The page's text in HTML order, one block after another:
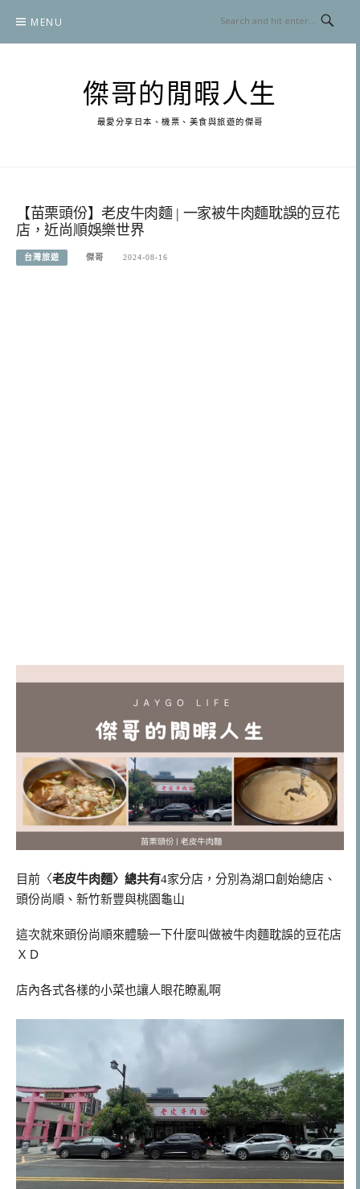
content
MENU
傑哥的閒暇人生
最愛分享日本、機票、美食與旅遊的傑哥
【苗栗頭份】老皮牛肉麵 | 一家被牛肉麵耽誤的豆花
店，近尚順娛樂世界
台灣旅遊 傑哥 2024-08-16
目前〈老皮牛肉麵〉總共有4家分店，分別為湖口創始總店、
頭份尚順、新竹新豐與桃園龜山
這次就來頭份尚順來體驗一下什麼叫做被牛肉麵耽誤的豆花店
ＸＤ
店內各式各樣的小菜也讓人眼花瞭亂啊